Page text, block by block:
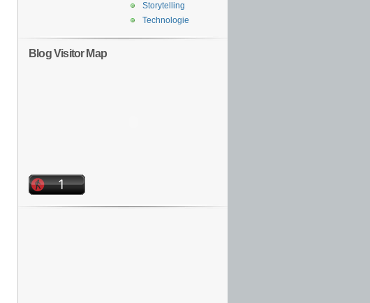
Storytelling
Technologie
Blog Visitor Map